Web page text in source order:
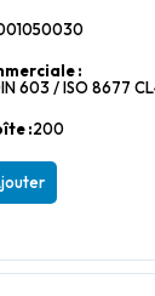
:
603 / ISO 8677
:200